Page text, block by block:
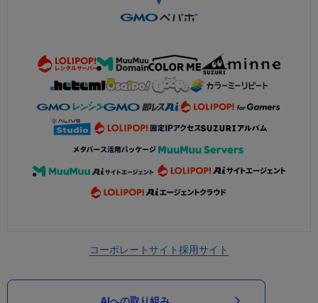
コーポレートサイト採用サイト
AIへの取り組み